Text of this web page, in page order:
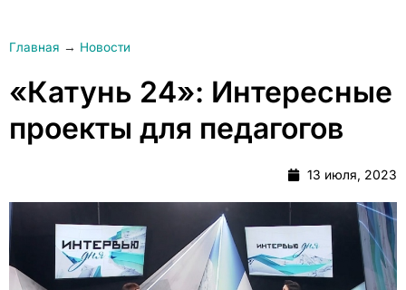
Главная → Новости
«Катунь 24»: Интересные
проекты для педагогов
13 июля, 2023